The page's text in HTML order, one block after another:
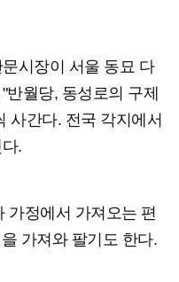
시장이 서울 동묘 다
월당, 동성로의 구제
사간다. 전국 각지에서
.
가정에서 가져오는 편
가져와 팔기도 한다.